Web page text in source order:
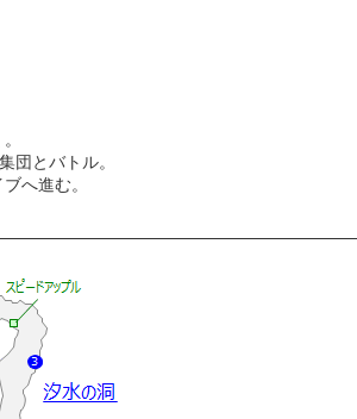
団とバトル。
へ進む。